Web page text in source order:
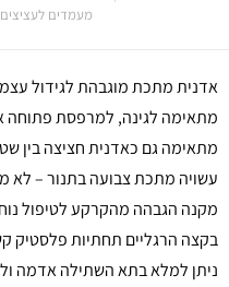
מעמדים לעציצים
אדנית מתכת מוגבהת לגידול עצמי
מתאימה לגינה, למרפסת פתוחה
מתאימה גם כאדנית חציצה בין
עשויה מתכת צבועה בתנור – לא
מקנה הגבהה מהקרקע לטיפול
בקצה הרגליים תחתיות פלסטיק
ניתן למלא בתא השתילה אדמה